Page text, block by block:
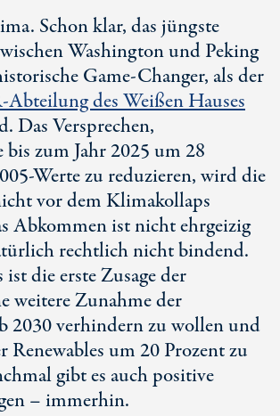
Schon klar, das jüngste
Washington und Peking
Game-Changer, als der
Abteilung des Weißen Hauses
Das Versprechen,
bis zum Jahr 2025 um 28
Werte zu reduzieren, wird die
vor dem Klimakollaps
Abkommen ist nicht ehrgeizig
rechtlich nicht bindend.
die erste Zusage der
weitere Zunahme der
2030 verhindern zu wollen und
um 20 Prozent zu
gibt es auch positive
– immerhin.